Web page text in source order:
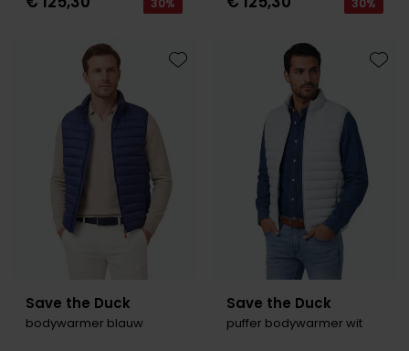
30% 30%
Save the Duck
bodywarmer blauw
Toevoegen aan favorieten
Save the Duck
puffer bodywarmer wit